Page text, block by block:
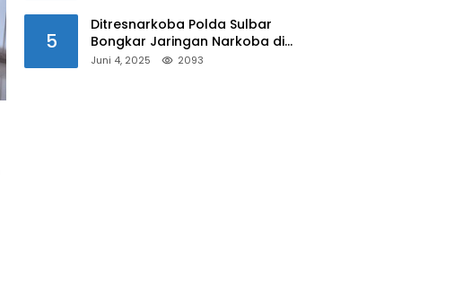
5
Ditresnarkoba Polda Sulbar
Bongkar Jaringan Narkoba di
Mamuju, Dua Pria Ditangkap! Jejak
Juni 4, 2025 2093